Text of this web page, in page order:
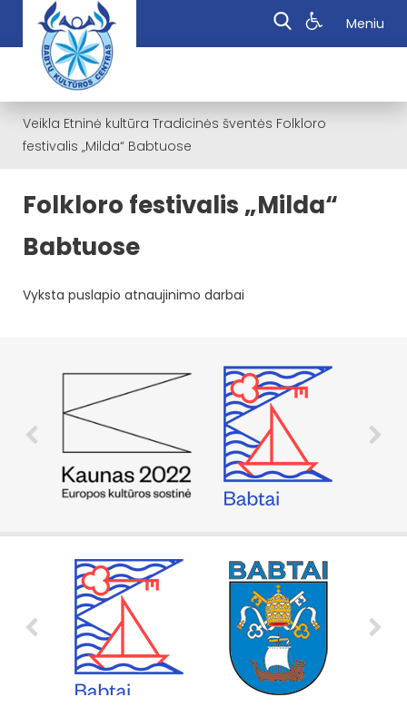
Meniu
Veikla Etninė kultūra Tradicinės šventės Folkloro
festivalis „Milda“ Babtuose
Folkloro festivalis „Milda“
Babtuose
Vyksta puslapio atnaujinimo darbai